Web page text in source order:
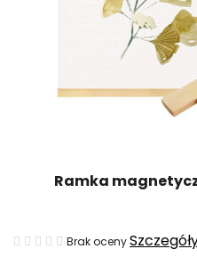
Ramka
Średnia
Brak oceny